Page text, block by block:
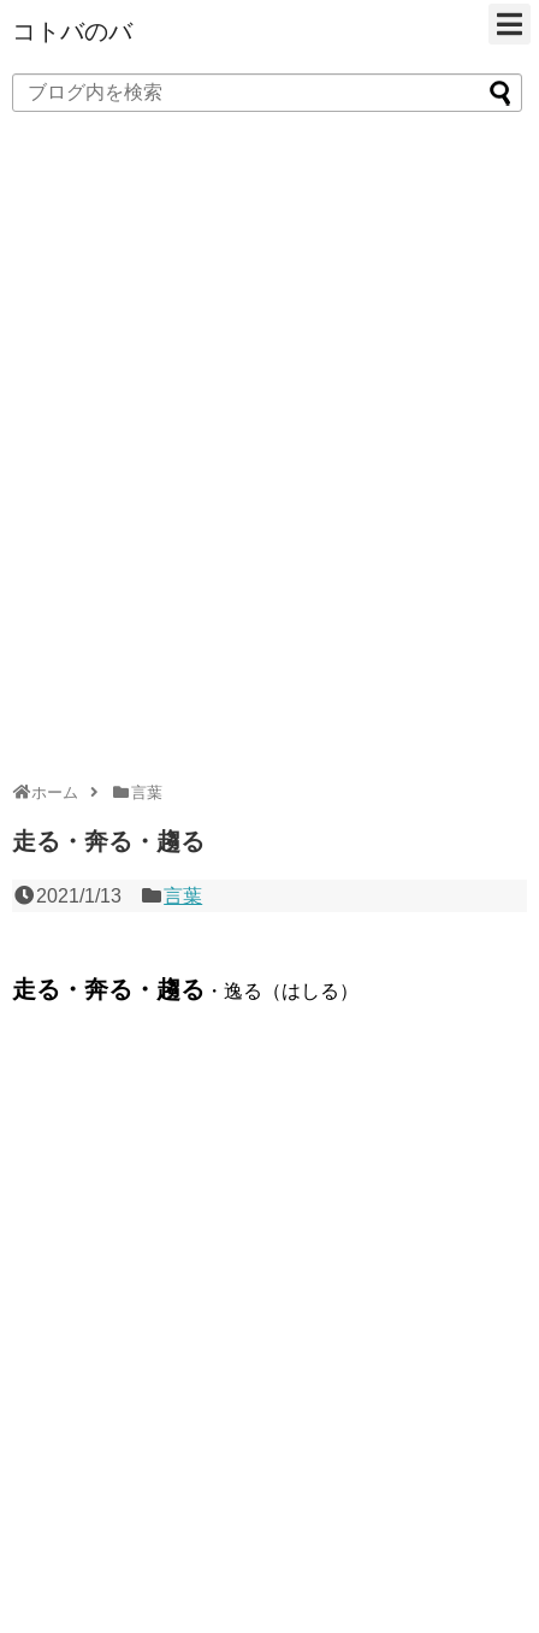
コトバのバ
ホーム 言葉
走る・奔る・趨る
2021/1/13 言葉
走る・奔る・趨る ・逸る（はしる）